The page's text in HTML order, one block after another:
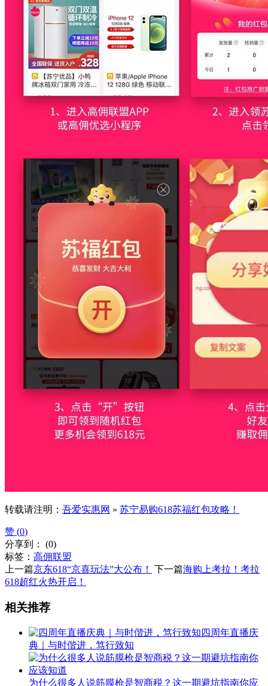
转载请注明： 吾爱实惠网 » 苏宁易购618苏福红包攻略！
赞 (0)
分享到： (0)
标签： 高佣联盟
上一篇京东618“京喜玩法”大公布！ 下一篇海购上考拉！考拉
618超红火热开启！
相关推荐
四周年直播庆
典｜与时偕进，笃行致知
为什么很多人说筋膜枪是智商税？这一期避坑指南你应